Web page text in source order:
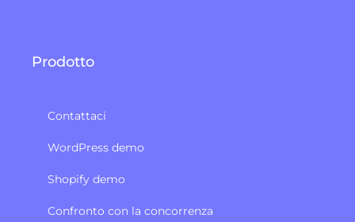
Prodotto
Contattaci
WordPress demo
Shopify demo
Confronto con la concorrenza